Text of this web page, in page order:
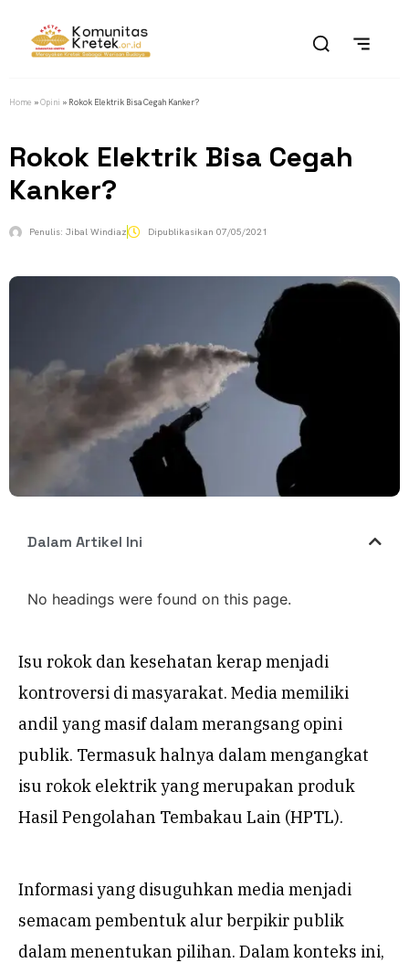
Home »Opini » Rokok Elektrik Bisa Cegah Kanker?
Rokok Elektrik Bisa Cegah
Kanker?
Penulis: Jibal Windiaz Dipublikasikan 07/05/2021
Dalam Artikel Ini
No headings were found on this page.
Isu rokok dan kesehatan kerap menjadi
kontroversi di masyarakat. Media memiliki
andil yang masif dalam merangsang opini
publik. Termasuk halnya dalam mengangkat
isu rokok elektrik yang merupakan produk
Hasil Pengolahan Tembakau Lain (HPTL).
Informasi yang disuguhkan media menjadi
semacam pembentuk alur berpikir publik
dalam menentukan pilihan. Dalam konteks ini,